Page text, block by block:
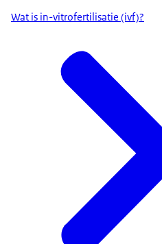
Wat is in-vitrofertilisatie (ivf)?